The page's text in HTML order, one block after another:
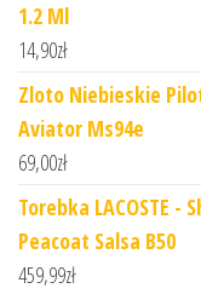
1.2 Ml
14,90zł
Zloto Niebieskie
Aviator Ms94e
69,00zł
Torebka LACOSTE -
Peacoat Salsa B50
459,99zł